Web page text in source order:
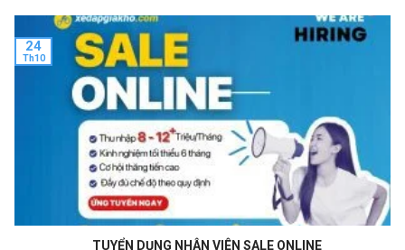
TUYỂN DỤNG NHÂN VIÊN SALE ONLINE
24
Th10